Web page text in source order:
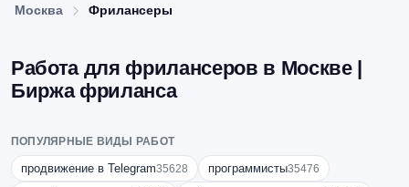
Москва Фрилансеры
Работа для фрилансеров в Москве |
Биржа фриланса
ПОПУЛЯРНЫЕ ВИДЫ РАБОТ
продвижение в Telegram35628 программисты35476